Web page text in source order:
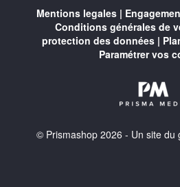
Mentions legales|
Conditions générales de
protection des données |
Paramétrer vos
© Prismashop 2026 - Un site du